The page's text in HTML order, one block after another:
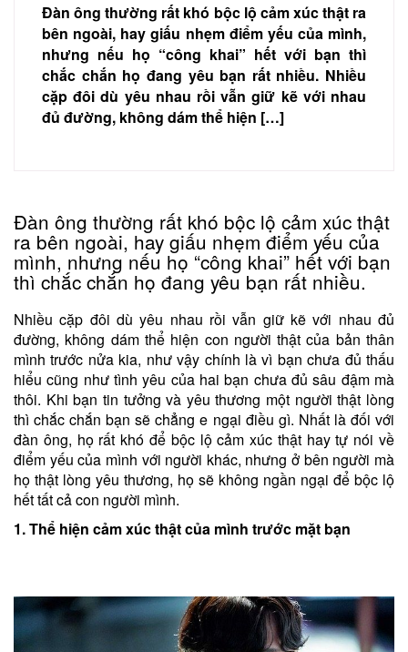
Đàn ông thường rất khó bộc lộ cảm xúc thật ra
bên ngoài, hay giấu nhẹm điểm yếu của mình,
nhưng nếu họ “công khai” hết với bạn thì
chắc chắn họ đang yêu bạn rất nhiều. Nhiều
cặp đôi dù yêu nhau rồi vẫn giữ kẽ với nhau
đủ đường, không dám thể hiện […]
Đàn ông thường rất khó bộc lộ cảm xúc thật
ra bên ngoài, hay giấu nhẹm điểm yếu của
mình, nhưng nếu họ “công khai” hết với bạn
thì chắc chắn họ đang yêu bạn rất nhiều.
Nhiều cặp đôi dù yêu nhau rồi vẫn giữ kẽ với nhau đủ
đường, không dám thể hiện con người thật của bản thân
mình trước nửa kia, như vậy chính là vì bạn chưa đủ thấu
hiểu cũng như tình yêu của hai bạn chưa đủ sâu đậm mà
thôi. Khi bạn tin tưởng và yêu thương một người thật lòng
thì chắc chắn bạn sẽ chẳng e ngại điều gì. Nhất là đối với
đàn ông, họ rất khó để bộc lộ cảm xúc thật hay tự nói về
điểm yếu của mình với người khác, nhưng ở bên người mà
họ thật lòng yêu thương, họ sẽ không ngần ngại để bộc lộ
hết tất cả con người mình.
1. Thể hiện cảm xúc thật của mình trước mặt bạn